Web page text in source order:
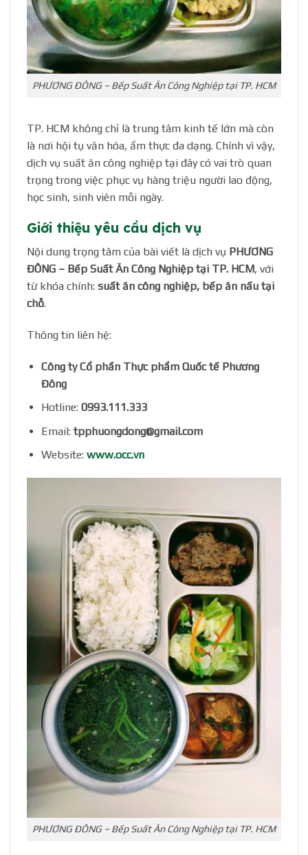
PHƯƠNG ĐÔNG – Bếp Suất Ăn Công Nghiệp tại TP. HCM
TP. HCM không chỉ là trung tâm kinh tế lớn mà còn
là nơi hội tụ văn hóa, ẩm thực đa dạng. Chính vì vậy,
dịch vụ suất ăn công nghiệp tại đây có vai trò quan
trọng trong việc phục vụ hàng triệu người lao động,
học sinh, sinh viên mỗi ngày.
Giới thiệu yêu cầu dịch vụ
Nội dung trọng tâm của bài viết là dịch vụ PHƯƠNG
ĐÔNG – Bếp Suất Ăn Công Nghiệp tại TP. HCM, với
từ khóa chính: suất ăn công nghiệp, bếp ăn nấu tại
chỗ.
Thông tin liên hệ:
Công ty Cổ phần Thực phẩm Quốc tế Phương
Đông
Hotline: 0993.111.333
Email: tpphuongdong@gmail.com
Website: www.occ.vn
PHƯƠNG ĐÔNG – Bếp Suất Ăn Công Nghiệp tại TP. HCM